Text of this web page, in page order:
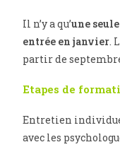
Il n’y a qu’une
entrée en janvier.
partir de
Etapes de
Entretien
avec les